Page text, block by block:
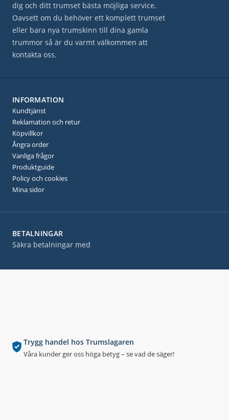
Trygg handel hos Trumslagaren
Våra kunder ger oss höga betyg – se vad de säger!
BETALNINGAR
Säkra betalningar med
dig och ditt trumset bästa möjliga service.
Oavsett om du behöver ett komplett trumset
eller bara nya trumskinn till dina gamla
trummor så är du varmt välkommen att
kontakta oss.
INFORMATION
Kundtjänst
Reklamation och retur
Köpvillkor
Ångra order
Vanliga frågor
Produktguide
Policy och cookies
Mina sidor